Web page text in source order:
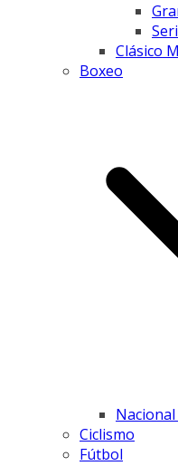
Clásico
Boxeo
Ciclismo
Fútbol